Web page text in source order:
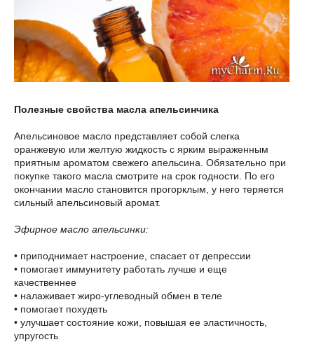
Полезные свойства масла апельсинчика
Апельсиновое масло представляет собой слегка
оранжевую или желтую жидкость с ярким выраженным
приятным ароматом свежего апельсина. Обязательно при
покупке такого масла смотрите на срок годности. По его
окончании масло становится прогорклым, у него теряется
сильный апельсиновый аромат.
Эфирное масло апельсинки:
• приподнимает настроение, спасает от депрессии
• помогает иммунитету работать лучше и еще
качественнее
• налаживает жиро-углеводный обмен в теле
• помогает похудеть
• улучшает состояние кожи, повышая ее эластичность,
упругость